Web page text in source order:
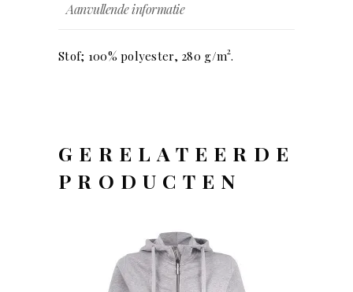
Aanvullende informatie
Stof; 100% polyester, 280 g/m2.
GERELATEERDE
PRODUCTEN